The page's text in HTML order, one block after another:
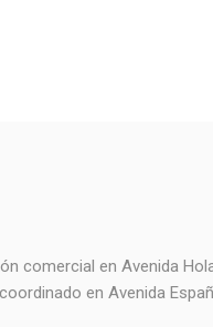
comercial en Avenida
en Avenida